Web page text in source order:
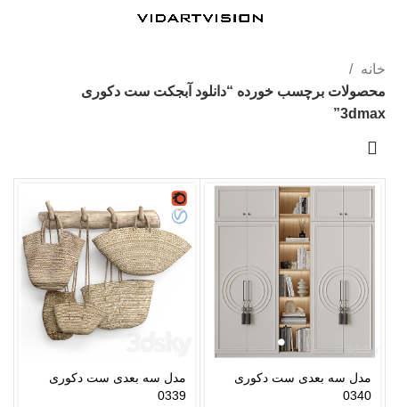
خانه
محصولات برچسب خورده “دانلود آبجکت ست دکوری
3dmax”
مدل سه بعدی ست دکوری
0340
مدل سه بعدی ست دکوری
0339